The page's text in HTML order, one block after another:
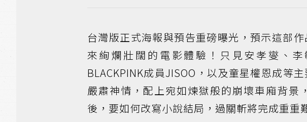
台灣版正式海報與預告重磅曝光，預示這部
來絢爛壯闊的電影體驗！只見安孝燮、
BLACKPINK成員JISOO，以及童星權恩成等
嚴肅神情，配上宛如煉獄般的崩壞車廂背景
後，要如何改寫小說結局，過關斬將完成重重